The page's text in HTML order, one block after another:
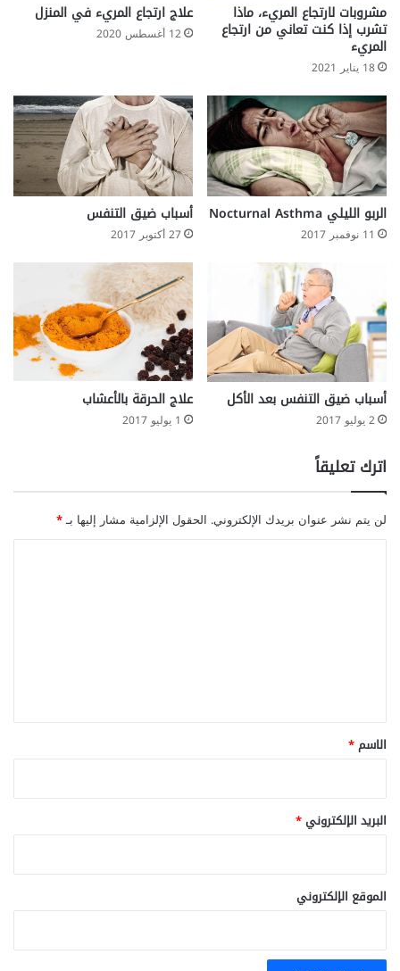
مشروبات لارتجاع المريء، ماذا
تشرب إذا كنت تعاني من ارتجاع
المريء
18 يناير 2021
علاج ارتجاع المريء في المنزل
12 أغسطس 2020
الربو الليلي Nocturnal Asthma
11 نوفمبر 2017
أسباب ضيق التنفس
27 أكتوبر 2017
أسباب ضيق التنفس بعد الأكل
2 يوليو 2017
علاج الحرقة بالأعشاب
1 يوليو 2017
اترك تعليقاً
لن يتم نشر عنوان بريدك الإلكتروني. الحقول الإلزامية مشار إليها بـ*
*
الاسم*
البريد الإلكتروني*
الموقع الإلكتروني